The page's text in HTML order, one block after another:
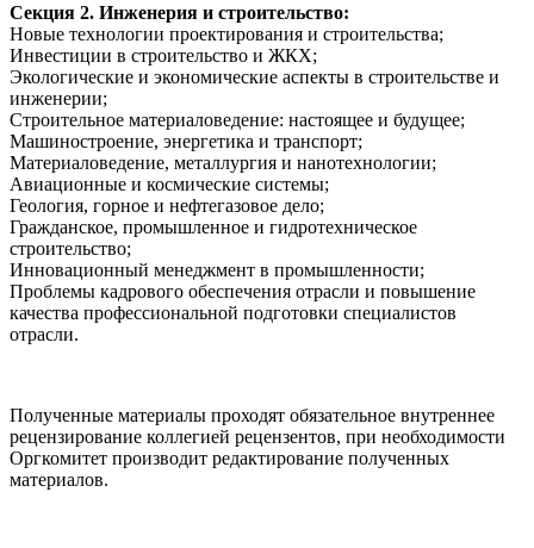
Секция 2. Инженерия и строительство:
Новые технологии проектирования и строительства;
Инвестиции в строительство и ЖКХ;
Экологические и экономические аспекты в строительстве и
инженерии;
Строительное материаловедение: настоящее и будущее;
Машиностроение, энергетика и транспорт;
Материаловедение, металлургия и нанотехнологии;
Авиационные и космические системы;
Геология, горное и нефтегазовое дело;
Гражданское, промышленное и гидротехническое
строительство;
Инновационный менеджмент в промышленности;
Проблемы кадрового обеспечения отрасли и повышение
качества профессиональной подготовки специалистов
отрасли.
Полученные материалы проходят обязательное внутреннее
рецензирование коллегией рецензентов, при необходимости
Оргкомитет производит редактирование полученных
материалов.